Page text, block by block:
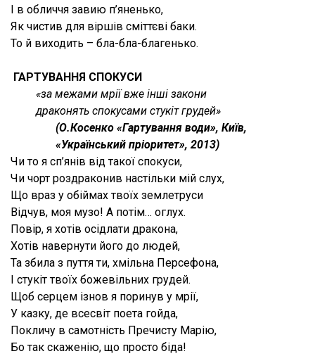
І в обличчя завию п’яненько,
Як чистив для віршів сміттєві баки.
То й виходить – бла-бла-благенько.
ГАРТУВАННЯ СПОКУСИ
«за межами мрії вже інші закони
драконять спокусами стукіт грудей»
(О.Косенко «Гартування води», Київ,
«Український пріоритет», 2013)
Чи то я сп’янів від такої спокуси,
Чи чорт роздраконив настільки мій слух,
Що враз у обіймах твоїх землетруси
Відчув, моя музо! А потім… оглух.
Повір, я хотів осідлати дракона,
Хотів навернути його до людей,
Та збила з пуття ти, хмільна Персефона,
І стукіт твоїх божевільних грудей.
Щоб серцем ізнов я поринув у мрії,
У казку, де всесвіт поета гойда,
Покличу в самотність Пречисту Марію,
Бо так скаженію, що просто біда!